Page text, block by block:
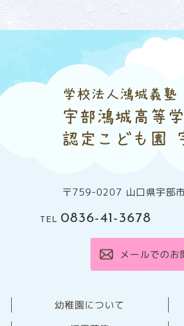
〒759-0207 山口県宇部
TEL 0836-41-3678
メールでのお
幼稚園について